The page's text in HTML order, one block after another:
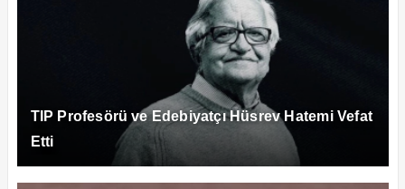
TIP Profesörü ve Edebiyatçı Hüsrev Hatemi Vefat
Etti